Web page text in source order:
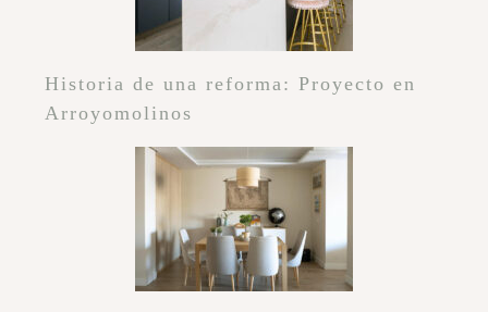
Historia de una reforma: Proyecto en
Arroyomolinos